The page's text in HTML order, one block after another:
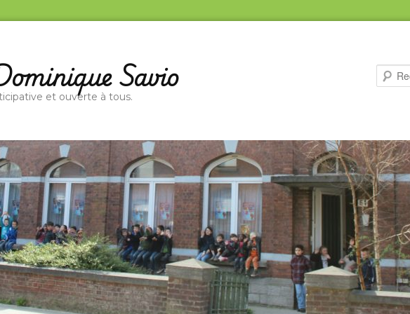
Savio
et ouverte à tous.